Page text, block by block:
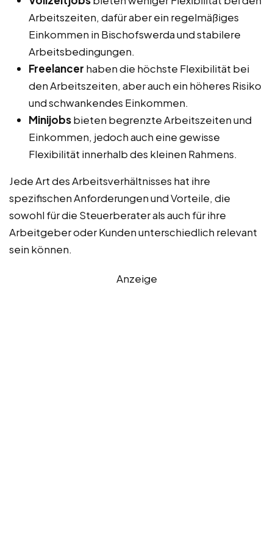
Arbeitszeiten, dafür aber ein regelmäßiges
Einkommen in Bischofswerda und stabilere
Arbeitsbedingungen.
Freelancer haben die höchste Flexibilität bei
den Arbeitszeiten, aber auch ein höheres Risiko
und schwankendes Einkommen.
Minijobsbieten begrenzte Arbeitszeiten und
Einkommen, jedoch auch eine gewisse
Flexibilität innerhalb des kleinen Rahmens.
Jede Art des Arbeitsverhältnisses hat ihre
spezifischen Anforderungen und Vorteile, die
sowohl für die Steuerberater als auch für ihre
Arbeitgeber oder Kunden unterschiedlich relevant
sein können.
Anzeige